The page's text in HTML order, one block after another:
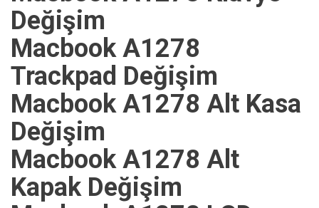
Değişim
Macbook A1278
Trackpad Değişim
Macbook A1278 Alt Kasa
Değişim
Macbook A1278 Alt
Kapak Değişim